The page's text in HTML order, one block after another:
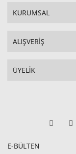
KURUMSAL
ALIŞVERİŞ
ÜYELİK
E-BÜLTEN